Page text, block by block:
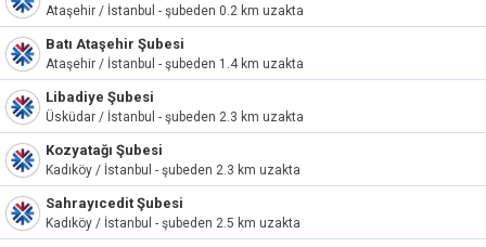
Ataşehir / İstanbul - şubeden 0.2 km uzakta
Batı Ataşehir Şubesi
Ataşehir / İstanbul - şubeden 1.4 km uzakta
Libadiye Şubesi
Üsküdar / İstanbul - şubeden 2.3 km uzakta
Kozyatağı Şubesi
Kadıköy / İstanbul - şubeden 2.3 km uzakta
Sahrayıcedit Şubesi
Kadıköy / İstanbul - şubeden 2.5 km uzakta